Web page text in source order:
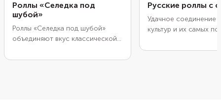
Роллы «Селедка под
шубой»
Роллы «Селедка под шубой»
объединяют вкус классической
аккуратный вид японского
Русские роллы с
Удачное соединение
культур и их самых
«Селедку под шубой»